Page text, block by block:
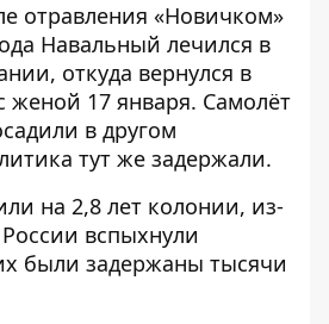
отравления «Новичком»
Навальный лечился в
откуда вернулся в
женой 17 января. Самолёт
в другом
тут же задержали.
на 2,8 лет колонии, из-
вспыхнули
были задержаны тысячи